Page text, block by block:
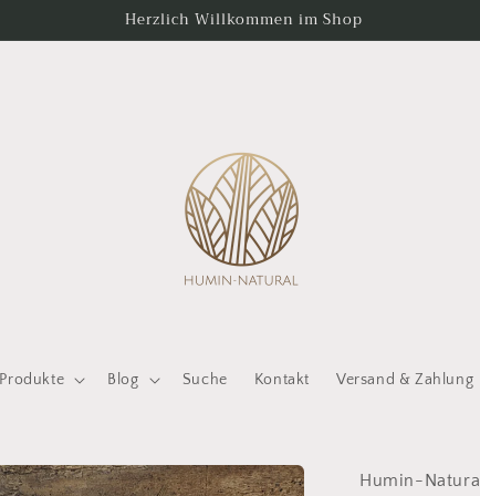
Herzlich Willkommen im Shop
Produkte Blog Suche Kontakt Versand & Zahlung
Humin-Natural